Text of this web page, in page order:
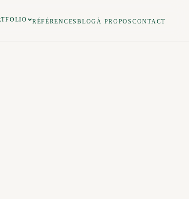
RÉFÉRENCESBLOG À PROPOS CONTACT